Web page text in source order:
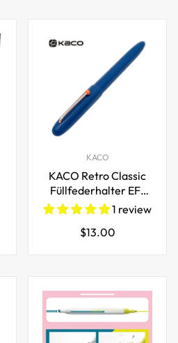
KACO
KACO Retro Classic
Füllfederhalter EF-
Feder1 review
Regulärer
$13.00